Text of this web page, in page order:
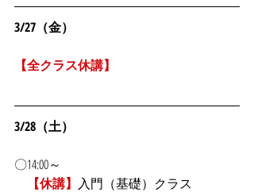
3/27（金）
【全クラス休講】
3/28（土）
〇14:00～
【休講】 入門（基礎）クラス